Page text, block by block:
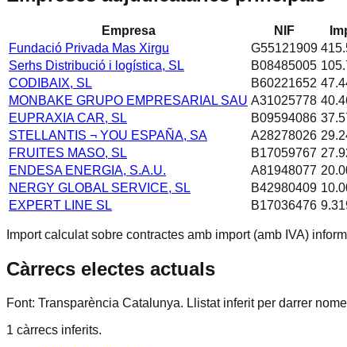
Empresa NIF
Fundació Privada Mas Xirgu
G55121909
Serhs Distribució i logística, SL
B08485005
CODIBAIX, SL
B60221652
MONBAKE GRUPO EMPRESARIAL SAU A31025778
EUPRAXIA CAR, SL
B09594086
STELLANTIS ¬ YOU ESPAÑA, SA
A28278026
FRUITES MASO, SL
B17059767
ENDESA ENERGIA, S.A.U.
A81948077
NERGY GLOBAL SERVICE, SL
B42980409
EXPERT LINE SL
B17036476
Import calculat sobre contractes amb import (amb IVA)
Càrrecs electes actuals
Font: Transparència Catalunya. Llistat inferit per darrer
1 càrrecs inferits.